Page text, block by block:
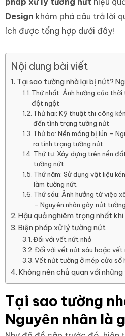
Design khám phá câu trả lời
ích được tổng hợp dưới đây!
Nội dung bài viết
Tại sao tường nhà lại bị nứt?
Thứ nhất: Ảnh hưởng của
đột ngột
Thứ hai: Kỹ thuật thi công
đến tình trạng tường nứt
Thứ ba: Nền móng bị lún –
ra tình trạng tường nứt
Thứ tư: Xây dựng trên nền
tường nứt
Thứ năm: Sử dụng vật liệu
làm tường nứt
Thứ sáu: Ảnh hưởng từ việc
– Nguyên nhân gây nứt tường
Hậu quả nghiêm trọng nhất
Biện pháp xử lý tường nứt
Đối với vết nứt nhỏ
Đối với vết nứt sâu hoặc vết
Vết nứt tường ở mép cửa sổ
Không nên chủ quan với
Tại sao tường
Nguyên nhân là